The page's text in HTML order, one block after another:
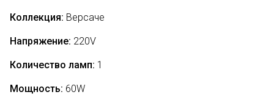
Коллекция: Версаче
Напряжение: 220V
Количество ламп: 1
Мощность: 60W